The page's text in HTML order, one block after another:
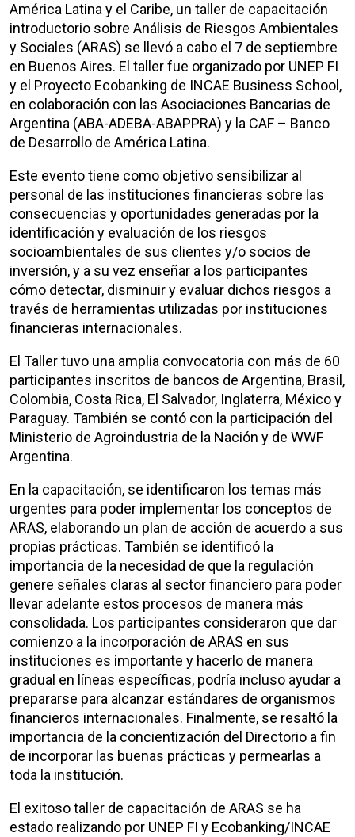
América Latina y el Caribe, un taller de capacitación
introductorio sobre Análisis de Riesgos Ambientales
y Sociales (ARAS) se llevó a cabo el 7 de septiembre
en Buenos Aires. El taller fue organizado por UNEP FI
y el Proyecto Ecobanking de INCAE Business School,
en colaboración con las Asociaciones Bancarias de
Argentina (ABA-ADEBA-ABAPPRA) y la CAF – Banco
de Desarrollo de América Latina.
Este evento tiene como objetivo sensibilizar al
personal de las instituciones financieras sobre las
consecuencias y oportunidades generadas por la
identificación y evaluación de los riesgos
socioambientales de sus clientes y/o socios de
inversión, y a su vez enseñar a los participantes
cómo detectar, disminuir y evaluar dichos riesgos a
través de herramientas utilizadas por instituciones
financieras internacionales.
El Taller tuvo una amplia convocatoria con más de 60
participantes inscritos de bancos de Argentina, Brasil,
Colombia, Costa Rica, El Salvador, Inglaterra, México y
Paraguay. También se contó con la participación del
Ministerio de Agroindustria de la Nación y de WWF
Argentina.
En la capacitación, se identificaron los temas más
urgentes para poder implementar los conceptos de
ARAS, elaborando un plan de acción de acuerdo a sus
propias prácticas. También se identificó la
importancia de la necesidad de que la regulación
genere señales claras al sector financiero para poder
llevar adelante estos procesos de manera más
consolidada. Los participantes consideraron que dar
comienzo a la incorporación de ARAS en sus
instituciones es importante y hacerlo de manera
gradual en líneas específicas, podría incluso ayudar a
prepararse para alcanzar estándares de organismos
financieros internacionales. Finalmente, se resaltó la
importancia de la concientización del Directorio a fin
de incorporar las buenas prácticas y permearlas a
toda la institución.
El exitoso taller de capacitación de ARAS se ha
estado realizando por UNEP FI y Ecobanking/INCAE